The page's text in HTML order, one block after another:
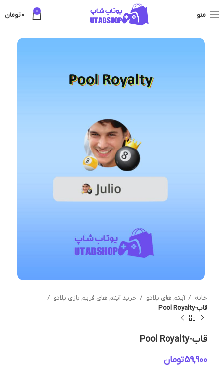
منو 0
0تومان
خانه آیتم های پلاتو
خرید آیتم های فریم بازی پلاتو
قاب-Pool Royalty
قاب-Pool Royalty
تومان